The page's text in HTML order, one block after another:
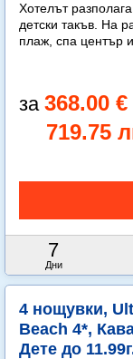
Хотелът
детски такъв. На
плаж, спа център и
368.00 €
719.75
7
Дни
4 нощувки,
Beach 4*,
Дете до